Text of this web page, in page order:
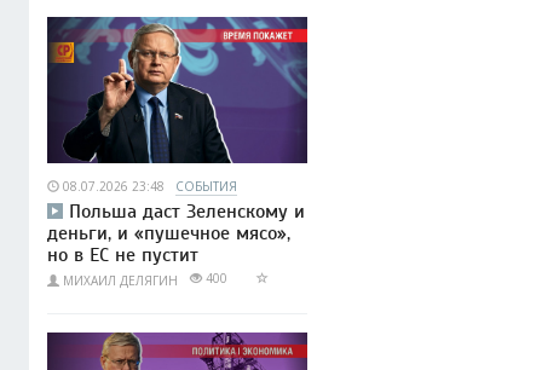
08.07.2026 23:48 СОБЫТИЯ
Польша даст Зеленскому и
деньги, и «пушечное мясо»,
но в ЕС не пустит
МИХАИЛ ДЕЛЯГИН 400